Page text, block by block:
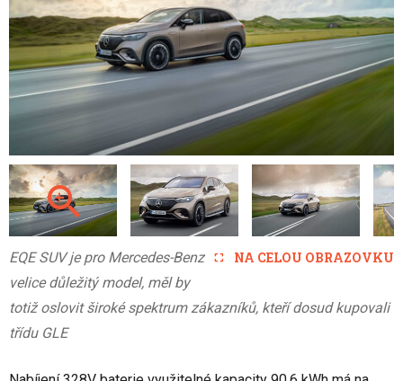
NA CELOU OBRAZOVKU
EQE SUV je pro Mercedes-Benz
velice důležitý model, měl by
totiž oslovit široké spektrum zákazníků, kteří dosud kupovali
třídu GLE